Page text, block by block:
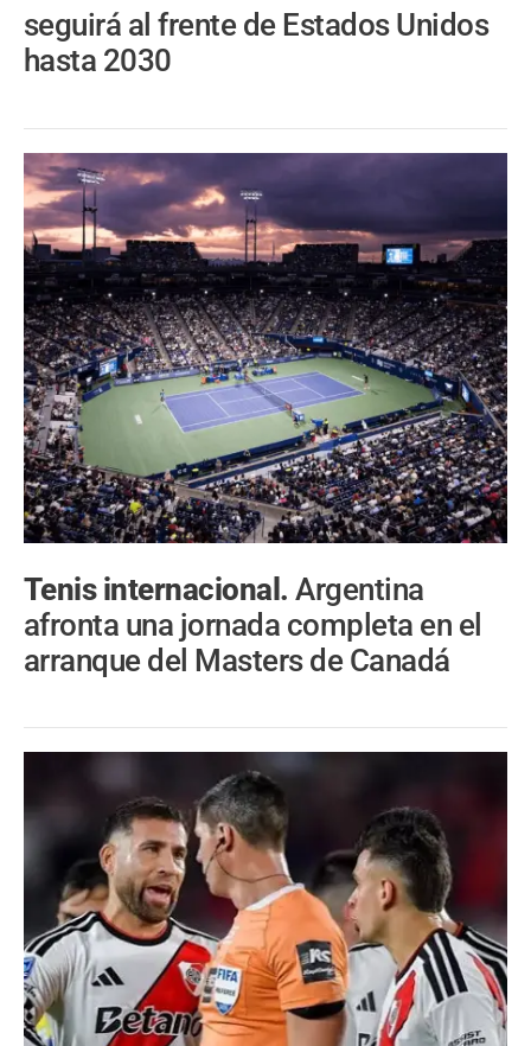
seguirá al frente de Estados Unidos
hasta 2030
Tenis internacional.Argentina
afronta una jornada completa en el
arranque del Masters de Canadá